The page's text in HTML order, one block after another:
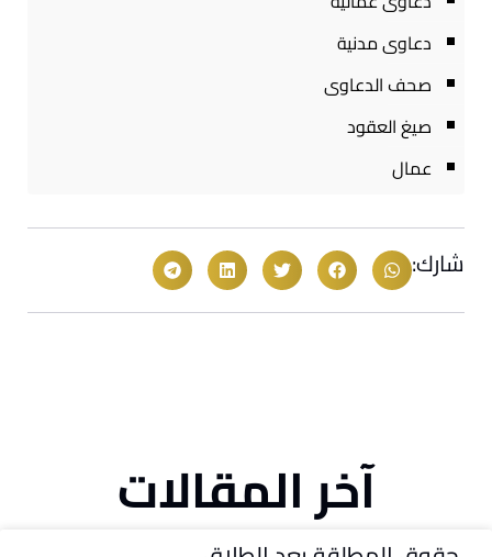
دعاوى مدنية
صحف الدعاوى
صيغ العقود
عمال
شارك:
آخر المقالات